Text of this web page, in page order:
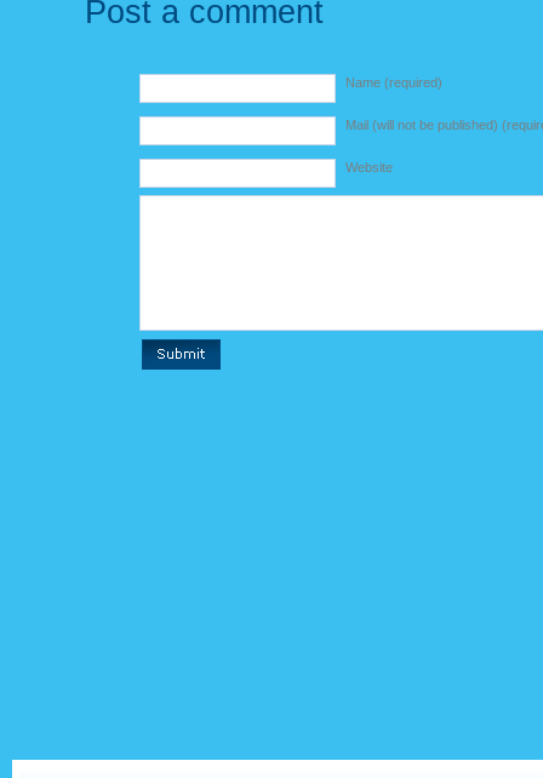
Post a comment
Name (required)
Mail (will not be published)
Website